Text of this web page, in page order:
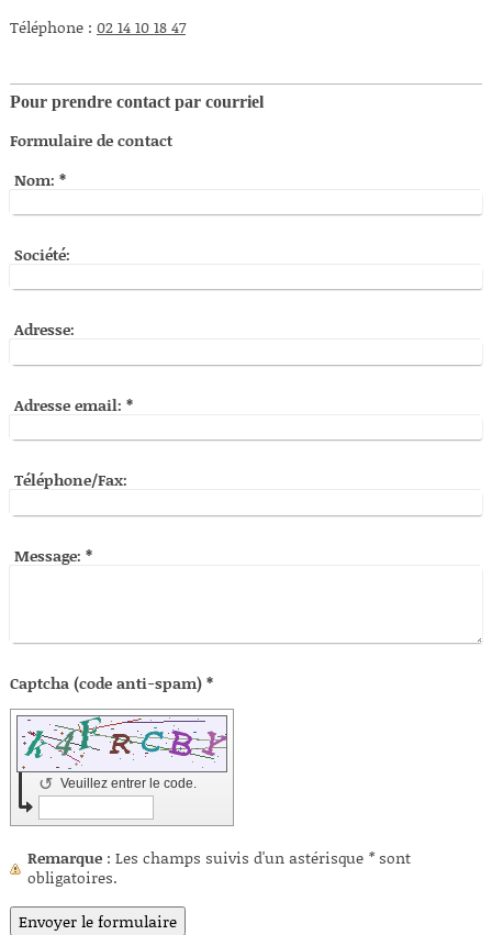
Téléphone : 02 14 10 18 47
Pour prendre contact par courriel
Formulaire de contact
Nom: *
Société:
Adresse:
Adresse email: *
Téléphone/Fax:
Message: *
Captcha (code anti-spam) *
Veuillez entrer le code.
↺
Remarque : Les champs suivis d'un astérisque *sont
obligatoires.